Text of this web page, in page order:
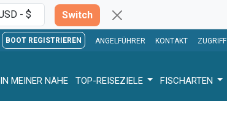
Switch
BOOT REGISTRIEREN ANGELFÜHRER KONTAKT ZUGRIFF
IN MEINER NÄHE TOP-REISEZIELE FISCHARTEN